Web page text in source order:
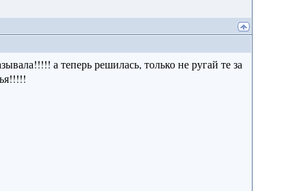
а теперь решилась, только не ругай те за